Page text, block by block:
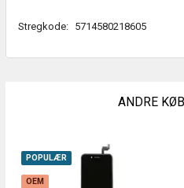
Stregkode: 5714580218605
ANDRE
POPULÆR
OEM